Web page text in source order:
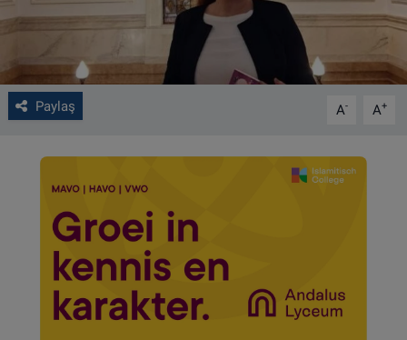
Paylaş A- A+
ALGEMENE VOORWAARDEN
CONTACT
Çerez Politikası